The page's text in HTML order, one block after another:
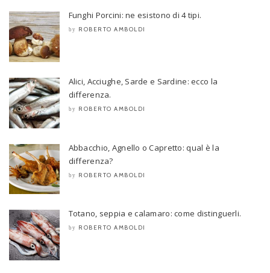
Funghi Porcini: ne esistono di 4 tipi.
by ROBERTO AMBOLDI
Alici, Acciughe, Sarde e Sardine: ecco la
differenza.
by ROBERTO AMBOLDI
Abbacchio, Agnello o Capretto: qual è la
differenza?
by ROBERTO AMBOLDI
Totano, seppia e calamaro: come distinguerli.
by ROBERTO AMBOLDI